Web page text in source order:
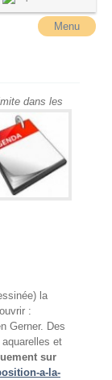
dans les
la
:
Gerner. Des
et
sur
a-la-
Menu